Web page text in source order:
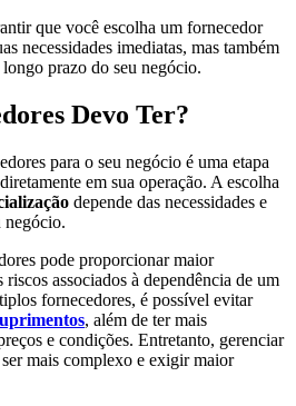
que você escolha um fornecedor
necessidades imediatas, mas também
prazo do seu negócio.
Devo Ter?
para o seu negócio é uma etapa
em sua operação. A escolha
depende das necessidades e
negócio.
pode proporcionar maior
associados à dependência de um
fornecedores, é possível evitar
, além de ter mais
e condições. Entretanto, gerenciar
mais complexo e exigir maior